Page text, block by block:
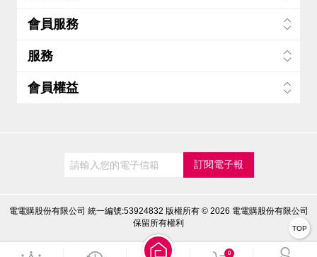
TOP
0
會員服務
服務
會員權益
電電購股份有限公司 統一編號:53924832 版權所有 © 2026 電電購股份有限公司
保留所有權利